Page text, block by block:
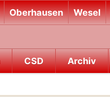
Oberhausen Wesel
CSD Archiv